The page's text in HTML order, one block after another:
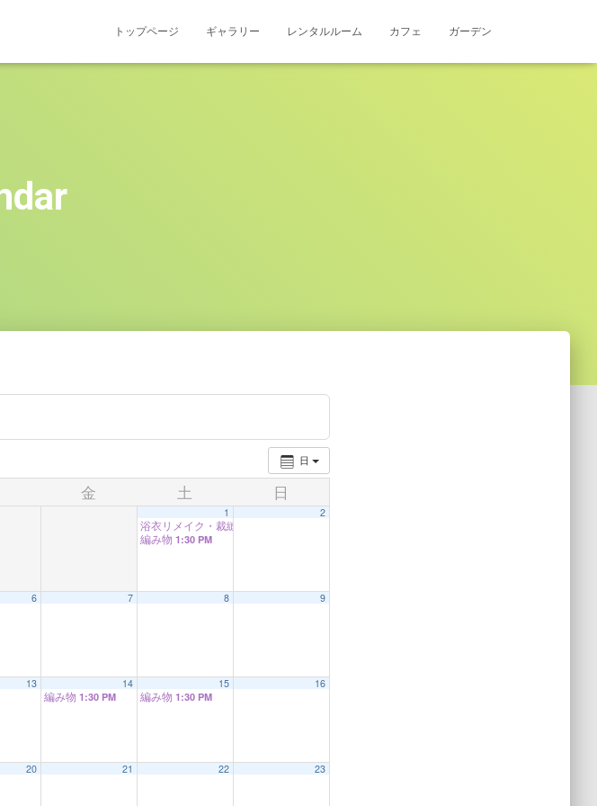
トップページ ギャラリー レンタルルーム カフェ ガーデン
日
金 土 日
1
浴衣リメイク・裁縫教室
編み物 1:30 PM
2
6 7 8 9
13 14
編み物 1:30 PM
15
編み物 1:30 PM
16
20 21 22 23